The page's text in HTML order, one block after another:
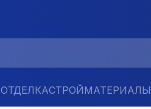
ОТДЕЛКАСТРОЙМАТЕРИАЛЫ